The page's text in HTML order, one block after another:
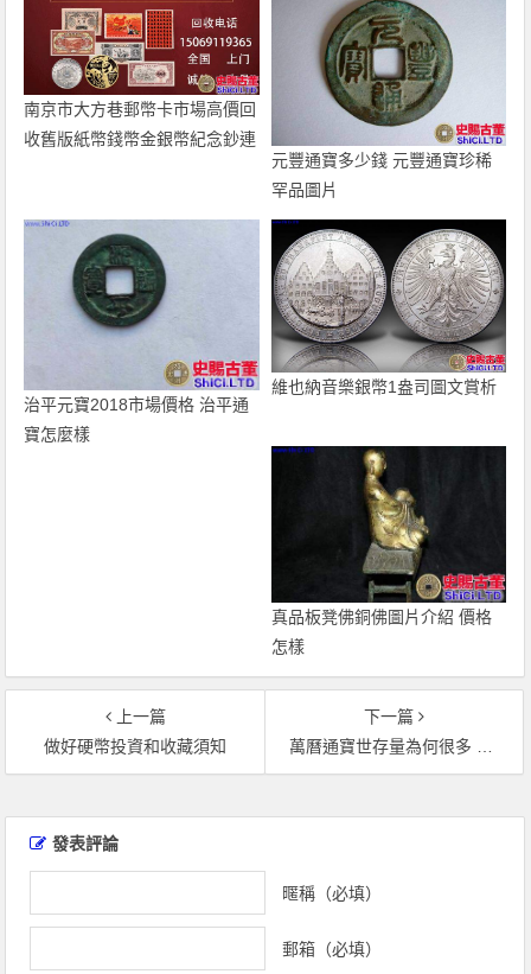
南京市大方巷郵幣卡市場高價回
收舊版紙幣錢幣金銀幣紀念鈔連
元豐通寶多少錢 元豐通寶珍稀
罕品圖片
治平元寶2018市場價格 治平通
寶怎麼樣
維也納音樂銀幣1盎司圖文賞析
真品板凳佛銅佛圖片介紹 價格
怎樣
上一篇
做好硬幣投資和收藏須知
下一篇
萬曆通寶世存量為何很多 小平錢哪些特點
發表評論
暱稱（必填）
郵箱（必填）